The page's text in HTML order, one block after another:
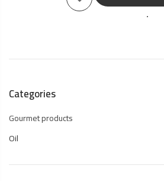
Categories
Gourmet products
Oil